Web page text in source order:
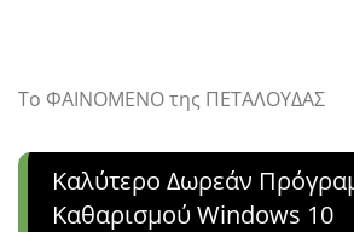
Το ΦΑΙΝΟΜΕΝΟ της ΠΕΤΑΛΟΥΔΑΣ
Καλύτερο Δωρεάν
Καθαρισμού Windows 10